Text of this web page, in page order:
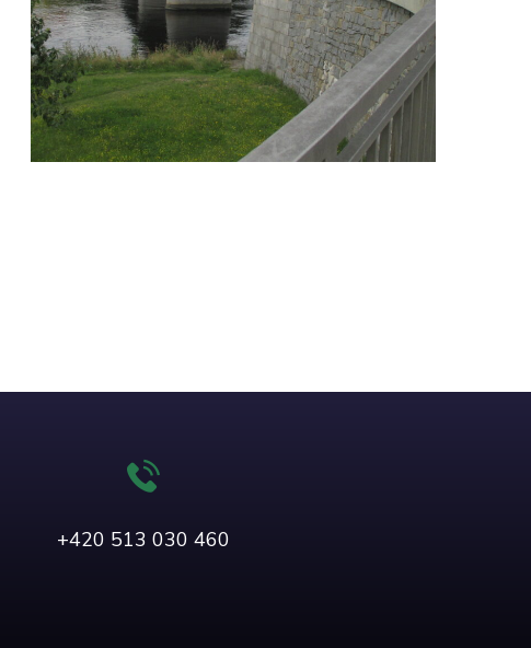
II/102 Kamýk nad
Vltavou
AWARDED PROJECTS / ROAD BRIDGES
+420 513 030 460